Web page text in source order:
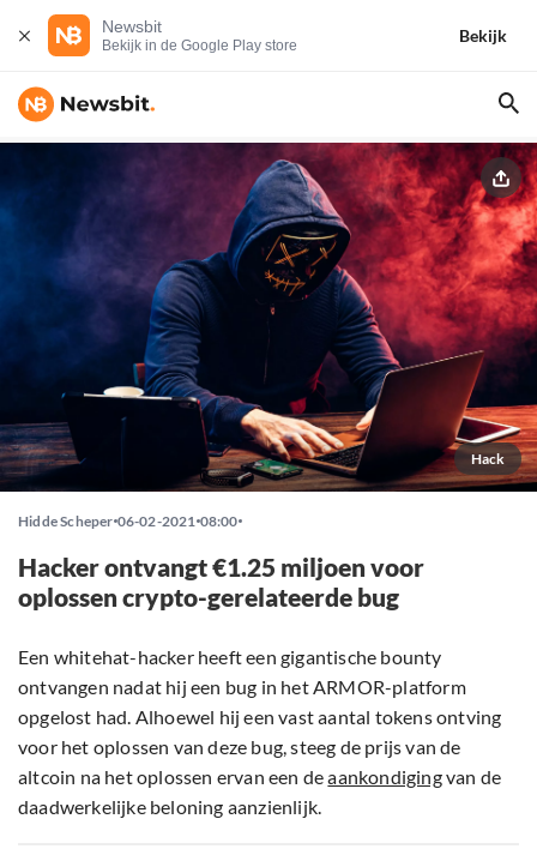
Newsbit
Bekijk in de Google Play store
Bekijk
Hack
Hidde Scheper 06-02-2021 08:00
Hacker ontvangt €1.25 miljoen voor
oplossen crypto-gerelateerde bug
Een whitehat-hacker heeft een gigantische bounty
ontvangen nadat hij een bug in het ARMOR-platform
opgelost had. Alhoewel hij een vast aantal tokens ontving
voor het oplossen van deze bug, steeg de prijs van de
altcoin na het oplossen ervan een deaankondigingvan de
daadwerkelijke beloning aanzienlijk.